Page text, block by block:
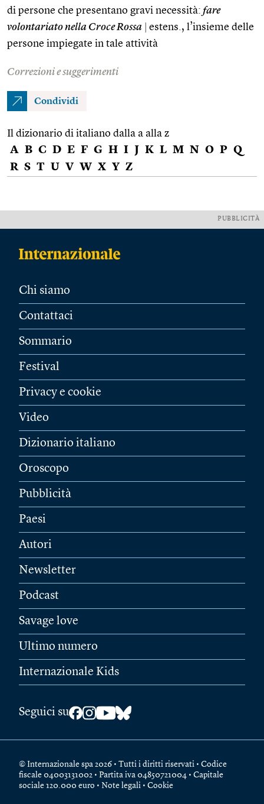
di persone che presentano gravi necessità: fare
volontariato nella Croce Rossa
estens., l’insieme delle
persone impiegate in tale attività
Correzioni e suggerimenti
Condividi
Il dizionario di italiano dalla a alla z
A B C D E F G H I J K L M N O P Q
R S T U V W X Y Z
PUBBLICITÀ
Chi siamo
Contattaci
Sommario
Festival
Privacy e cookie
Video
Dizionario italiano
Oroscopo
Pubblicità
Paesi
Autori
Newsletter
Podcast
Savage love
Ultimo numero
Internazionale Kids
Seguici su
© Internazionale spa 2026 • Tutti i diritti riservati • Codice
fiscale 04003131002 • Partita iva 04850721004 • Capitale
sociale 120.000 euro • Note legali • Cookie